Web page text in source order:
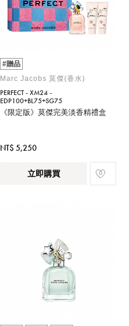
#贈品
Marc Jacobs 莫傑(香水)
PERFECT - XM24 -
EDP100+BL75+SG75
《限定版》莫傑完美淡香精禮盒
NT$ 5,250
立即購買